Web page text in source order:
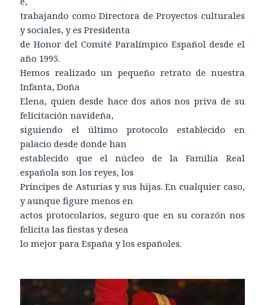
trabajando como Directora de Proyectos culturales
y sociales, y es Presidenta
de Honor del Comité Paralímpico Español desde el
año 1995.
Hemos realizado un pequeño retrato de nuestra
Infanta, Doña
Elena, quien desde hace dos años nos priva de su
felicitación navideña,
siguiendo el último protocolo establecido en
palacio desde donde han
establecido que el núcleo de la Familia Real
española son los reyes, los
Príncipes de Asturias y sus hijas. En cualquier caso,
y aunque figure menos en
actos protocolarios, seguro que en su corazón nos
felicita las fiestas y desea
lo mejor para España y los españoles.